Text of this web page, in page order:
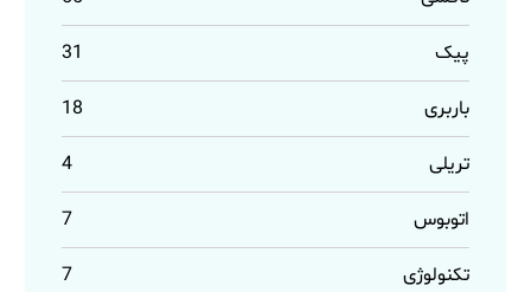
پیک 31
باربری 18
تریلی 4
اتوبوس 7
تکنولوژی 7